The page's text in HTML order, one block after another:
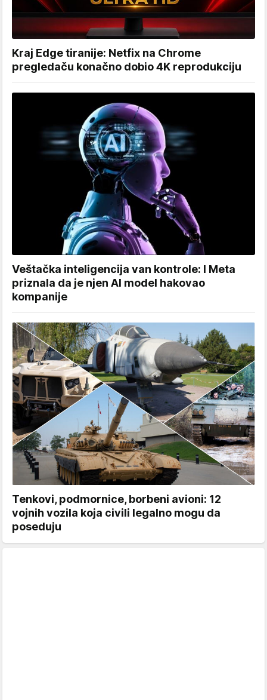
Kraj Edge tiranije: Netfix na Chrome
pregledaču konačno dobio 4K reprodukciju
Veštačka inteligencija van kontrole: I Meta
priznala da je njen AI model hakovao
kompanije
Tenkovi, podmornice, borbeni avioni: 12
vojnih vozila koja civili legalno mogu da
poseduju